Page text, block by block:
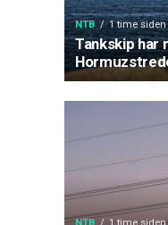
NTB 1 time siden
Tankskip har